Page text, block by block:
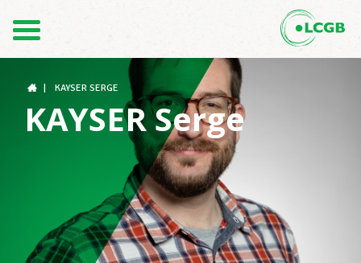
FR
Gewerkschaftsstrukturen
KAYSER SERGE
KAYSER Serge